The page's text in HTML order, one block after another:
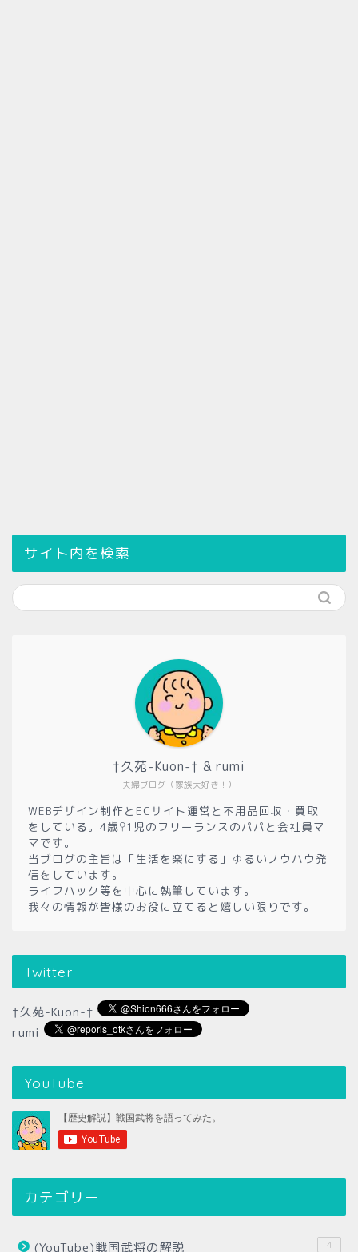
サイト内を検索
夫婦ブログ（家族大好き！）
†久苑-Kuon-† & rumi
WEBデザイン制作とECサイト運営と不用品回収・買取
をしている。4歳♀1児のフリーランスのパパと会社員マ
マです。
当ブログの主旨は「生活を楽にする」ゆるいノウハウ発
信をしています。
ライフハック等を中心に執筆しています。
我々の情報が皆様のお役に立てると嬉しい限りです。
Twitter
†久苑-Kuon-†
rumi
YouTube
カテゴリー
(YouTube)戦国武将の解説 4